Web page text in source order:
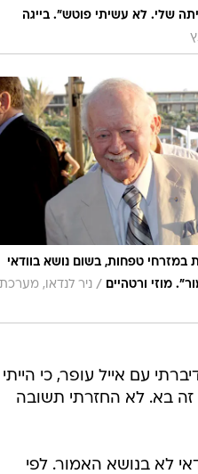
שלי. לא עשיתי פוטש". בייגה